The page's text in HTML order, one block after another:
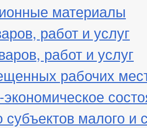
материалы
работ и услуг
работ и услуг
рабочих
субъектов малого и